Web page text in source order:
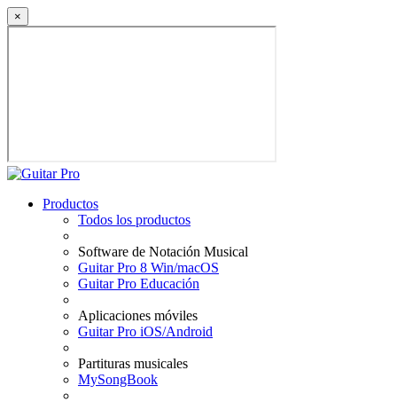
×
Productos
Todos los productos
Software de Notación Musical
Guitar Pro 8 Win/macOS
Guitar Pro Educación
Aplicaciones móviles
Guitar Pro iOS/Android
Partituras musicales
MySongBook